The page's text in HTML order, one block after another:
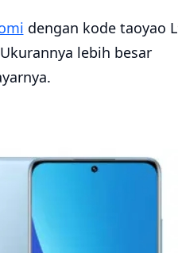
dengan kode taoyao
lebih besar